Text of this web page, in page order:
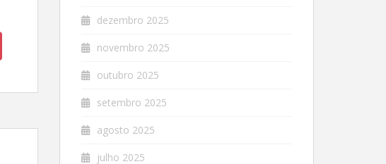
dezembro 2025
novembro 2025
outubro 2025
setembro 2025
agosto 2025
julho 2025